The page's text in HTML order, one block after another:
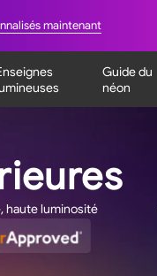
maintenant
Guide du
néon
haute luminosité